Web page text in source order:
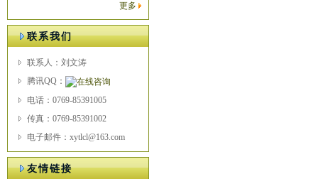
更多
联系我们
联系人：刘文涛
腾讯QQ：
电话：0769-85391005
传真：0769-85391002
电子邮件：xytlcl@163.com
友情链接